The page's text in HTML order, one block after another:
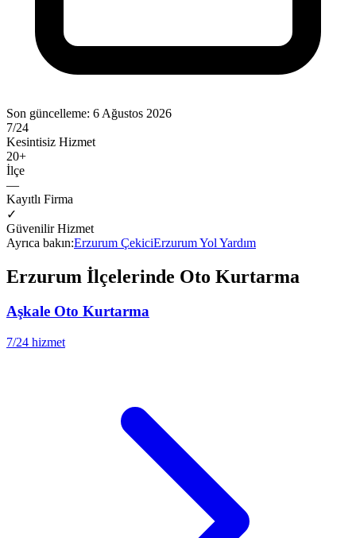
Son güncelleme: 6 Ağustos 2026
7/24
Kesintisiz Hizmet
20+
İlçe
—
Kayıtlı Firma
✓
Güvenilir Hizmet
Ayrıca bakın:Erzurum ÇekiciErzurumYol Yardım
Erzurum İlçelerinde Oto Kurtarma
Aşkale Oto Kurtarma
7/24 hizmet